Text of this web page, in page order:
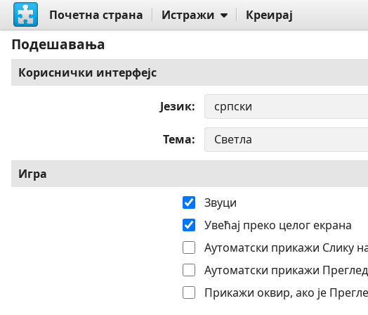
Почетна страна Истражи Креирај
Подешавања
Кориснички интерфејс
Језик
Тема
Игра
Звуци
Увећај преко целог екрана
Аутоматски прикажи Слику
Аутоматски прикажи
Прикажи оквир, ако је